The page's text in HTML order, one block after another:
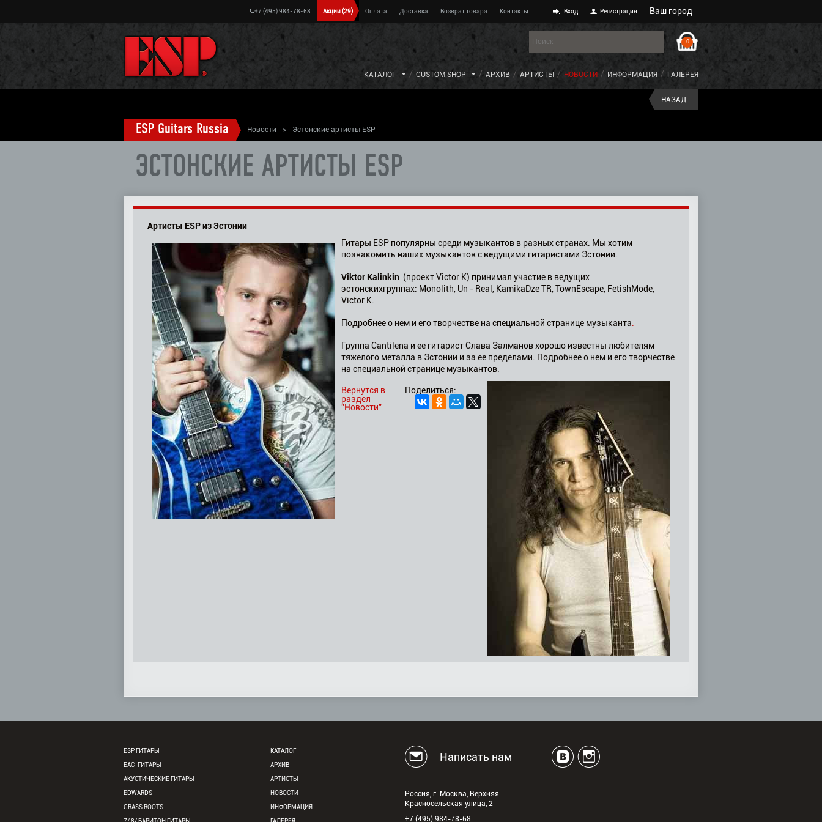
0
КАТАЛОГ CUSTOM SHOP АРХИВ АРТИСТЫ НОВОСТИ ИНФОРМАЦИЯ ГАЛЕРЕЯ
+7 (495) 984-78-68 Акции(29) Оплата Доставка Возврат товара Контакты Вход Регистрация Ваш город
ESP Guitars Russia Новости > Эстонские артисты ESP
НАЗАД
ЭСТОНСКИЕ АРТИСТЫ ESP
Артисты ESP из Эстонии
Гитары ESP популярны среди музыкантов в разных странах. Мы хотим
познакомить наших музыкантов с ведущими гитаристами Эстонии.
Viktor Kalinkin (проект Victor K) принимал участие в ведущих
эстонскихгруппах: Monolith, Un - Real, KamikaDze TR, TownEscape, FetishMode,
Victor K.
Подробнее о нем и его творчестве на специальной странице музыканта
Группа Cantilena и ее гитарист Слава Залманов хорошо известны любителям
тяжелого металла в Эстонии и за ее пределами. Подробнее о нем и его творчестве
на специальной странице музыкантов.
Поделиться:
Вернутся в
раздел
"Новости"
ESP ГИТАРЫ
БАС-ГИТАРЫ
АКУСТИЧЕСКИЕ ГИТАРЫ
EDWARDS
GRASS ROOTS
КАТАЛОГ
АРХИВ
АРТИСТЫ
НОВОСТИ
ИНФОРМАЦИЯ
Написать нам
Россия, г. Москва, Верхняя
Красносельская улица, 2
+7 (495) 984-78-68